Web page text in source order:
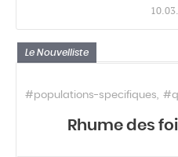
Le Nouvelliste
#populations-specifiques
Rhume des